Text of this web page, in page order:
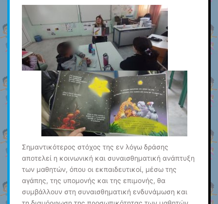
Σημαντικότερος στόχος της εν λόγω δράσης
αποτελεί η κοινωνική και συναισθηματική ανάπτυξη
των μαθητών, όπου οι εκπαιδευτικοί, μέσω της
αγάπης, της υπομονής και της επιμονής, θα
συμβάλλουν στη συναισθηματική ενδυνάμωση και